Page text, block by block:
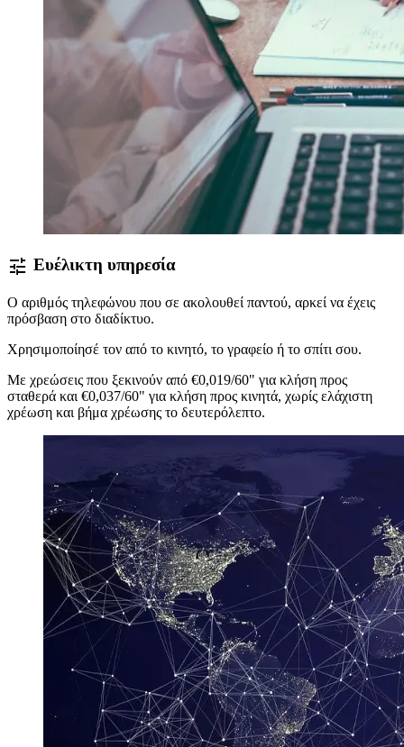
tune Ευέλικτη υπηρεσία
Ο αριθμός τηλεφώνου που σε ακολουθεί παντού, αρκεί να έχεις
πρόσβαση στο διαδίκτυο.
Χρησιμοποίησέ τον από το κινητό, το γραφείο ή το σπίτι σου.
Με χρεώσεις που ξεκινούν από €0,019/60" για κλήση προς
σταθερά και €0,037/60" για κλήση προς κινητά, χωρίς ελάχιστη
χρέωση και βήμα χρέωσης το δευτερόλεπτο.